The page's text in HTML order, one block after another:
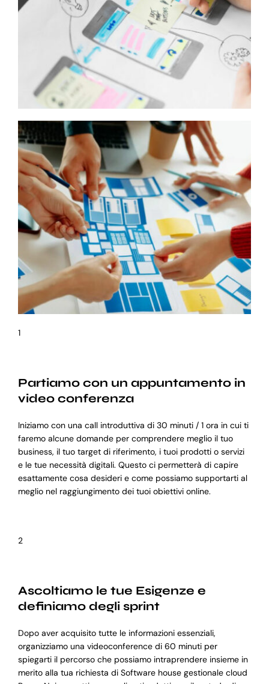
1
Partiamo con un appuntamento in
video conferenza
Iniziamo con una call introduttiva di 30 minuti / 1 ora in cui ti
faremo alcune domande per comprendere meglio il tuo
business, il tuo target di riferimento, i tuoi prodotti o servizi
e le tue necessità digitali. Questo ci permetterà di capire
esattamente cosa desideri e come possiamo supportarti al
meglio nel raggiungimento dei tuoi obiettivi online.
2
Ascoltiamo le tue Esigenze e
definiamo degli sprint
Dopo aver acquisito tutte le informazioni essenziali,
organizziamo una videoconference di 60 minuti per
spiegarti il percorso che possiamo intraprendere insieme in
merito alla tua richiesta di Software house gestionale cloud